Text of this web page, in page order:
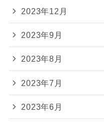
2023年12月
2023年9月
2023年8月
2023年7月
2023年6月